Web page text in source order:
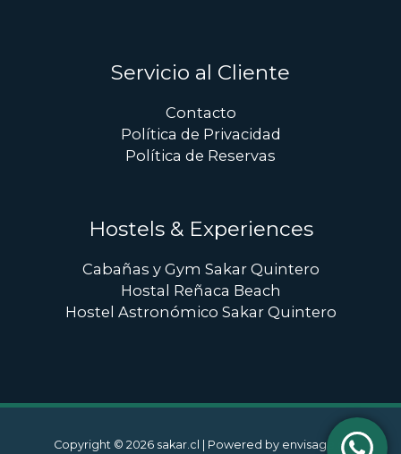
Servicio al Cliente
Contacto
Política de Privacidad
Política de Reservas
Hostels & Experiences
Cabañas y Gym Sakar Quintero
Hostal Reñaca Beach
Hostel Astronómico Sakar Quintero
Copyright © 2026 sakar.cl | Powered by envisage.cl